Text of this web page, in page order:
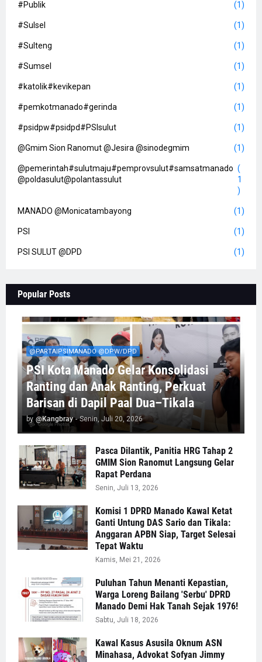
#Publik (1)
#Sulsel (1)
#Sulteng (1)
#Sumsel (1)
#katolik#kevikepan (1)
#pemkotmanado#gerinda (1)
#psidpw#psidpd#PSIsulut (1)
@Gmim Sion Ranomut @Jesira @sinodegmim (1)
@pemerintah#sulutmaju#pemprovsulut#samsatmanado
@poldasulut@polantassulut
(
1
)
MANADO @Monicatambayong (1)
PSI (1)
PSI SULUT @DPD (1)
Popular Posts
@PARTAIPSIMANADO @DPW/DPD
PSI Kota Manado Gelar Konsolidasi
Ranting dan Anak Ranting, Perkuat
Barisan di Dapil Paal Dua–Tikala
by @Kangbray - Senin, Juli 20, 2026
Pasca Dilantik, Panitia HRG Tahap 2
GMIM Sion Ranomut Langsung Gelar
Rapat Perdana
Senin, Juli 13, 2026
Komisi 1 DPRD Manado Kawal Ketat
Ganti Untung DAS Sario dan Tikala:
Anggaran APBN Siap, Target Selesai
Tepat Waktu
Kamis, Mei 21, 2026
Puluhan Tahun Menanti Kepastian,
Warga Loreng Bailang 'Serbu' DPRD
Manado Demi Hak Tanah Sejak 1976!
Sabtu, Juli 18, 2026
Kawal Kasus Asusila Oknum ASN
Minahasa, Advokat Sofyan Jimmy